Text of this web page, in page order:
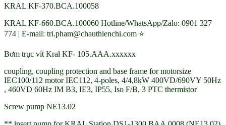
KRAL KF-370.BCA.100058
KRAL KF-660.BCA.100060 Hotline/WhatsApp/Zalo: 0901 327
774 | E-mail: tri.pham@chauthienchi.com ⭐
Bơm trục vít Kral KF- 105.AAA.xxxxxx
coupling, coupling protection and base frame for motorsize
IEC100/112 motor IEC112, 4-poles, 4/4,8kW 400VD/690VY 50Hz
, 460VD 60Hz IM B3, IE3, IP55, Iso F/B, 3 PTC thermistor
Screw pump NE13.02